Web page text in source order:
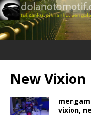
New Vixion
vixion,